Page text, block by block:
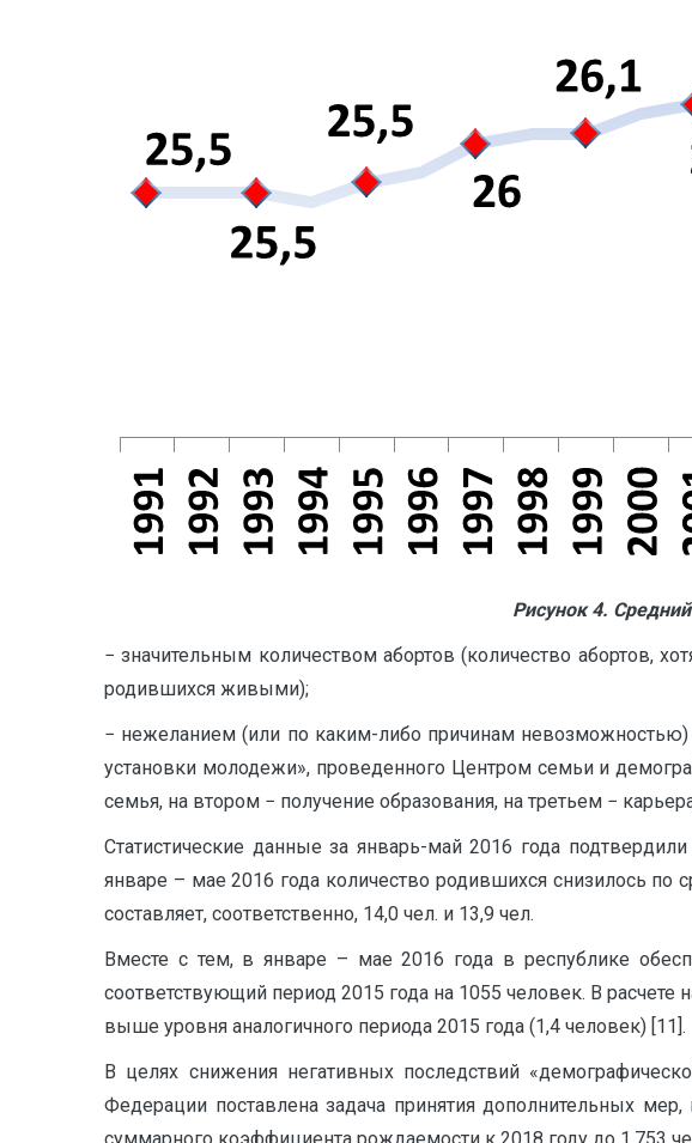
Рисунок 4.
− значительным количеством абортов (количество абортов,
родившихся живыми);
− нежеланием (или по каким-либо причинам
установки молодежи», проведенного Центром семьи и
семья, на втором − получение образования, на третьем −
Статистические данные за январь-май 2016 года
январе – мае 2016 года количество родившихся снизилось
составляет, соответственно, 14,0 чел. и 13,9 чел.
Вместе с тем, в январе – мае 2016 года в республике
соответствующий период 2015 года на 1055 человек. В расчете
выше уровня аналогичного периода 2015 года (1,4 человек) [11].
В целях снижения негативных последствий
Федерации поставлена задача принятия дополнительных